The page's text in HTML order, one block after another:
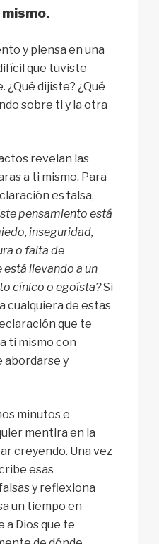
y piensa en una
que tuviste
dijiste? ¿Qué
sobre ti y la otra
revelan las
a ti mismo. Para
es falsa,
pensamiento está
inseguridad,
o falta de
está llevando a un
cínico o egoísta?Si
cualquiera de estas
que te
ti mismo con
abordarse y
minutos e
mentira en la
creyendo. Una vez
esas
y reflexiona
un tiempo en
a Dios que te